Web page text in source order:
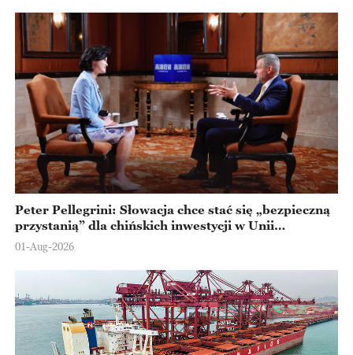
Peter Pellegrini: Słowacja chce stać się „bezpieczną
przystanią” dla chińskich inwestycji w Unii
Europejskiej
01-Aug-2026